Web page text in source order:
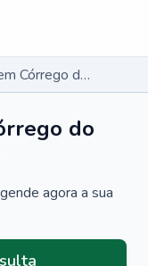
Cardiologista em Córrego do Ouro - GO
do
agora a sua